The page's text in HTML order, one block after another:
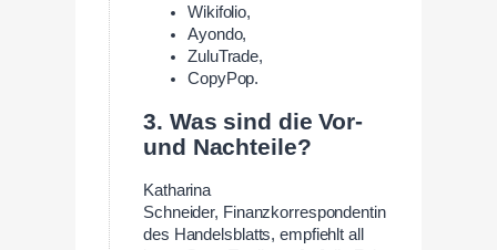
Wikifolio,
Ayondo,
ZuluTrade,
CopyPop.
3. Was sind die Vor-
und Nachteile?
Katharina
Schneider, Finanzkorrespondentin
des Handelsblatts, empfiehlt all